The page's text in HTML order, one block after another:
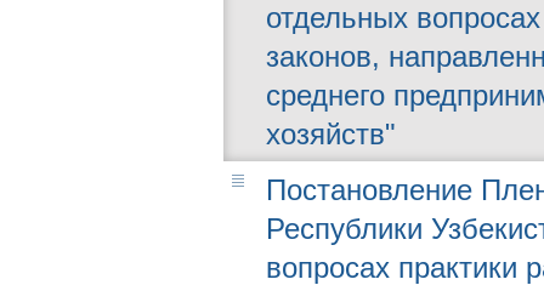
отдельных
законов,
среднего
хозяйств"
Постановление
Республики
вопросах практики